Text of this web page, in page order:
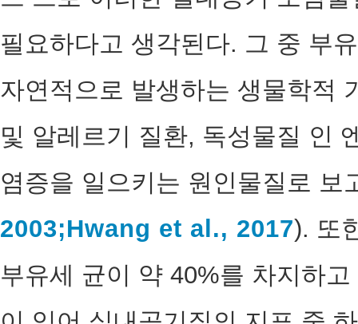
필요하다고 생각된다. 그 중 부
자연적으로 발생하는 생물학적
및 알레르기 질환, 독성물질 인
염증을 일으키는 원인물질로 보
2003;Hwang et al., 2017). 또
부유세 균이 약 40%를 차지하